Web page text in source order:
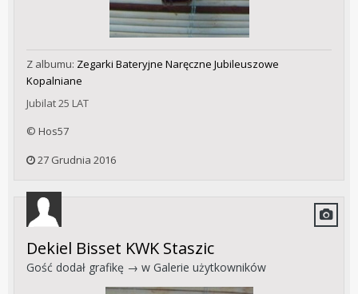
Z albumu: Zegarki Bateryjne Naręczne Jubileuszowe
Kopalniane
Jubilat 25 LAT
© Hos57
27 Grudnia 2016
Dekiel Bisset KWK Staszic
Gość dodał grafikę → w Galerie użytkowników